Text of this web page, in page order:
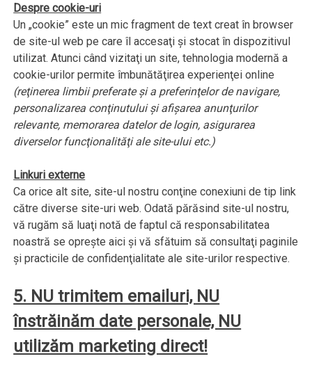
Despre cookie-uri
Un „cookie” este un mic fragment de text creat în browser
de site-ul web pe care îl accesaţi şi stocat în dispozitivul
utilizat. Atunci când vizitaţi un site, tehnologia modernă a
cookie-urilor permite îmbunătăţirea experienţei online
(reţinerea limbii preferate şi a preferinţelor de navigare,
personalizarea conţinutului şi afişarea anunţurilor
relevante, memorarea datelor de login, asigurarea
diverselor funcţionalităţi ale site-ului etc.)
Linkuri externe
Ca orice alt site, site-ul nostru conţine conexiuni de tip link
către diverse site-uri web. Odată părăsind site-ul nostru,
vă rugăm să luaţi notă de faptul că responsabilitatea
noastră se opreşte aici şi vă sfătuim să consultaţi paginile
şi practicile de confidenţialitate ale site-urilor respective.
5. NU trimitem emailuri, NU
înstrăinăm date personale, NU
utilizăm marketing direct!